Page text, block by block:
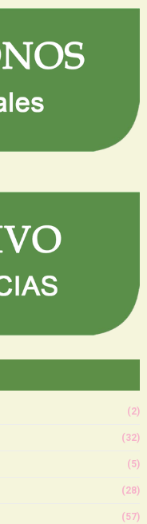
(2)
(32)
(5)
(28)
(57)